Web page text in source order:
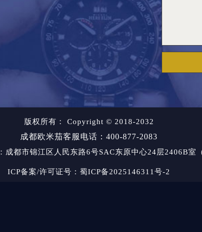
版权所有： Copyright © 2018-2032
成都欧米茄客服电话：400-877-2083
：成都市锦江区人民东路6号SAC东原中心24层2406B室
ICP备案/许可证号：蜀ICP备2025146311号-2